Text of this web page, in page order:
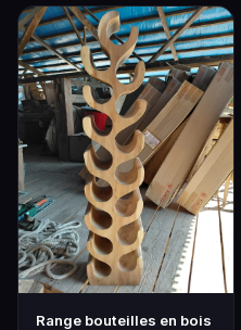
Range bouteilles en bois